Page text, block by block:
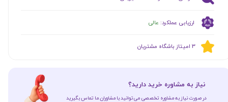
ارزیابی عملکرد: عالی
​​3 امیتاز باشگاه مشتریان
​نیاز به مشاوره خرید دارید؟
در صورت نیاز به مشاوره تخصصی می‌توانید با مشاوران ما تماس بگیرید